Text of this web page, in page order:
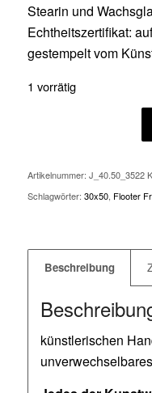
Stearin und
Echtheitszertifikat:
gestempelt vom
1 vorrätig
Artikelnummer: J_40.50_3522
Schlagwörter: 30x50, Flooter
Beschreibung
künstlerischen